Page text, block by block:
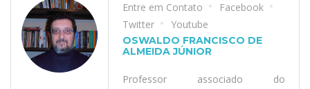
Entre em Contato
Facebook
Twitter
Youtube
OSWALDO FRANCISCO DE
ALMEIDA JÚNIOR
Professor associado do